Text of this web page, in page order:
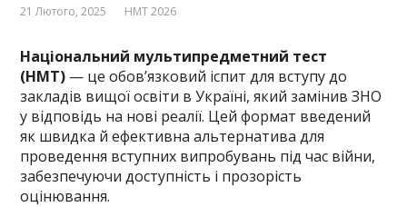
21 Лютого, 2025 НМТ 2026
Національний мультипредметний тест
(НМТ) — це обов’язковий іспит для вступу до
закладів вищої освіти в Україні, який замінив ЗНО
у відповідь на нові реалії. Цей формат введений
як швидка й ефективна альтернатива для
проведення вступних випробувань під час війни,
забезпечуючи доступність і прозорість
оцінювання.